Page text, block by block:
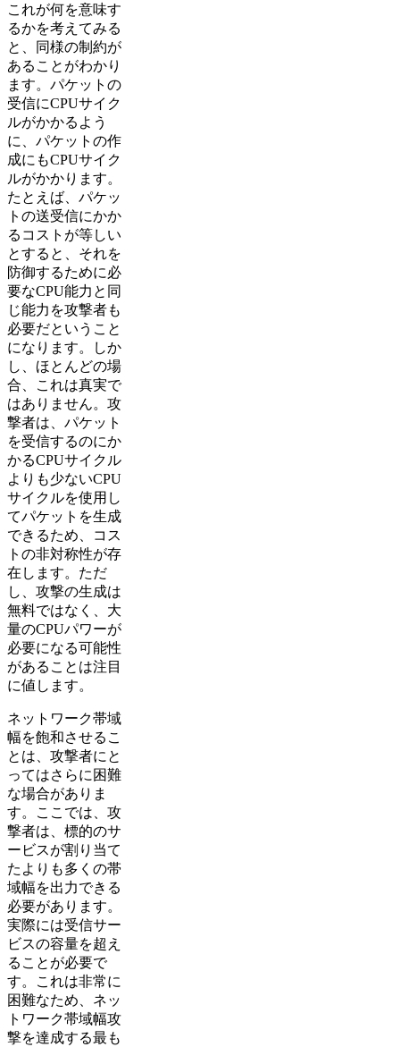
これが何を意味す
るかを考えてみる
と、同様の制約が
あることがわかり
ます。パケットの
受信にCPUサイク
ルがかかるよう
に、パケットの作
成にもCPUサイク
ルがかかります。
たとえば、パケッ
トの送受信にかか
るコストが等しい
とすると、それを
防御するために必
要なCPU能力と同
じ能力を攻撃者も
必要だということ
になります。しか
し、ほとんどの場
合、これは真実で
はありません。攻
撃者は、パケット
を受信するのにか
かるCPUサイクル
よりも少ないCPU
サイクルを使用し
てパケットを生成
できるため、コス
トの非対称性が存
在します。ただ
し、攻撃の生成は
無料ではなく、大
量のCPUパワーが
必要になる可能性
があることは注目
に値します。
ネットワーク帯域
幅を飽和させるこ
とは、攻撃者にと
ってはさらに困難
な場合がありま
す。ここでは、攻
撃者は、標的のサ
ービスが割り当て
たよりも多くの帯
域幅を出力できる
必要があります。
実際には受信サー
ビスの容量を超え
ることが必要で
す。これは非常に
困難なため、ネッ
トワーク帯域幅攻
撃を達成する最も